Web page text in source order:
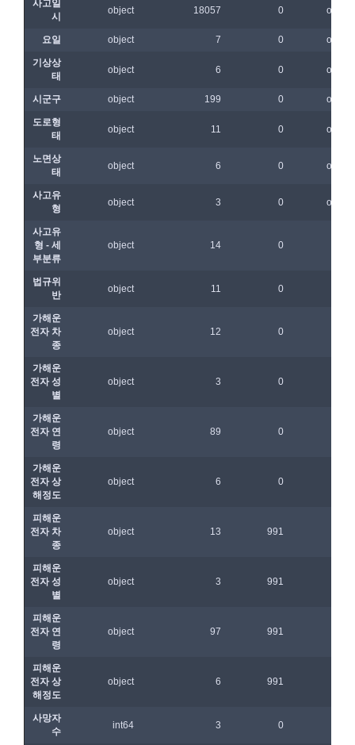
제 7 조 (서비스의 내용과 이용)
1. "회사"는 제2조 제2항에서 정한 서비스를 제공하며 그 예시
서비스 내용은 다음 각 호와 같다.
가. 대회
나. 교육
다. 인재풀 등록 서비스
마. 기타 "회사"가 추가 개발하거나 제휴계약 등을 통해 "회원"에
게 제공하는 일체의 서비스
2. "회사"는 필요한 경우 서비스의 내용을 추가 또는 변경할 수
있다. 단, 이 경우 "회사"는 추가 또는 변경내용을 "회원"에게 공
지해야 한다.
없는 한 연중무휴, 1년 24시간 서비스하는 것을 원칙으로 한다.
시간과 불가항력의 사유가 발생한 때에는 예외로 한다.
제 8 조 (회원 정보 노출)
1. “회사”는 “인재회원”이 ‘데이콘 인재풀’에 등록 시 제공한 개인
정보는 별도의 가공이나 수정 없이 “기업회원”(채용 의뢰 기업)
에게 제공한다.
2. "회사"는 "인재회원"이 ‘데이콘 인재풀 등록’의 서비스를 이용
했을 경우, “기업회원”의 개인정보 열람에 동의한 것으로 간주하
며 "회사"는 이들 “기업회원”에게 무료/유료로 이력서 열람 서비
3. "회사"는 안정적인 서비스를 제공하기 위해 테스트 및 모니터
링 용도로 "사이트" 운영자가 ‘데이콘 인재풀 등록’ 정보를 열람
하도록 할 수 있다.
제 9 조 (구매신청 및 개인정보 제공 동의 등)
1. “회원”은 “사이트” 상에서 다음 또는 이와 유사한 방법에 의하
여 구매를 신청하며, “회사”는 이용자가 구매 신청을 함에 있어
서 다음의 각 내용을 알기 쉽게 제공하여야 한다.
가. 재화 및 서비스 등의 검색 및 선택
나. 회원의 성명, 주소, 전화번호, 전자우편주소(또는 이동전화번
호) 등의 입력
6) 기기정보와 같은 생성정보는 PC웹, 모바일 웹/앱 이용 과정
에서 자동으로 생성되어 수집될 수 있습니다.
관리, 서비스 개발·제공 및 향상, 안전한 인터넷 이용환경 구축
등 아래의 목적으로만 개인정보를 이용합니다.
회원 가입 의사의 확인, 이용자 및 법정대리인의 본인 확인, 이용
자 식별, 회원탈퇴 의사의 확인 등 회원관리를 위하여 개인정보
를 이용합니다.
콘텐츠 등 기존 서비스 제공(광고 포함)에 더하여, 인구통계학적
분석, 서비스 방문 및 이용기록의 분석, 개인정보 및 관심에 기반
한 이용자간 관계의 형성, 지인 및 관심사 등에 기반한 맞춤형 서
비스 제공 등 신규 서비스 요소의 발굴 및 기존 서비스 개선 등
을 위하여 개인정보를 이용합니다.
법령 및 데이콘 이용약관을 위반하는 회원에 대한 이용 제한 조
치, 부정 이용 행위를 포함하여 서비스의 원활한 운영에 지장을
주는 행위에 대한 방지 및 제재, 계정도용 및 부정거래 방지, 약
관 개정 등의 고지사항 전달, 분쟁조정을 위한 기록 보존, 민원처
리 등 이용자 보호 및 서비스 운영을 위하여 개인정보를 이용합
니다.
유료 서비스 제공에 따르는 본인인증, 구매 및 요금 결제, 상품
및 서비스의 배송을 위하여 개인정보를 이용합니다.
이벤트 정보 및 참여기회 제공, 광고성 정보 제공 등 마케팅 및
프로모션 목적으로 개인정보를 이용합니다.
비스 분석 및 통계에 따른 맞춤 서비스 제공 및 광고 게재 등에
개인정보를 이용합니다.